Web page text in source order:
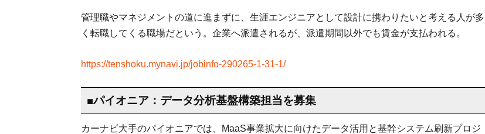
管理職やマネジメントの道に進まずに、生涯エンジニアとして設計に携わりたいと考える人が多
く転職してくる職場だという。企業へ派遣されるが、派遣期間以外でも賃金が支払われる。
https://tenshoku.mynavi.jp/jobinfo-290265-1-31-1/
■パイオニア：データ分析基盤構築担当を募集
カーナビ大手のパイオニアでは、MaaS事業拡大に向けたデータ活用と基幹システム刷新プロジ